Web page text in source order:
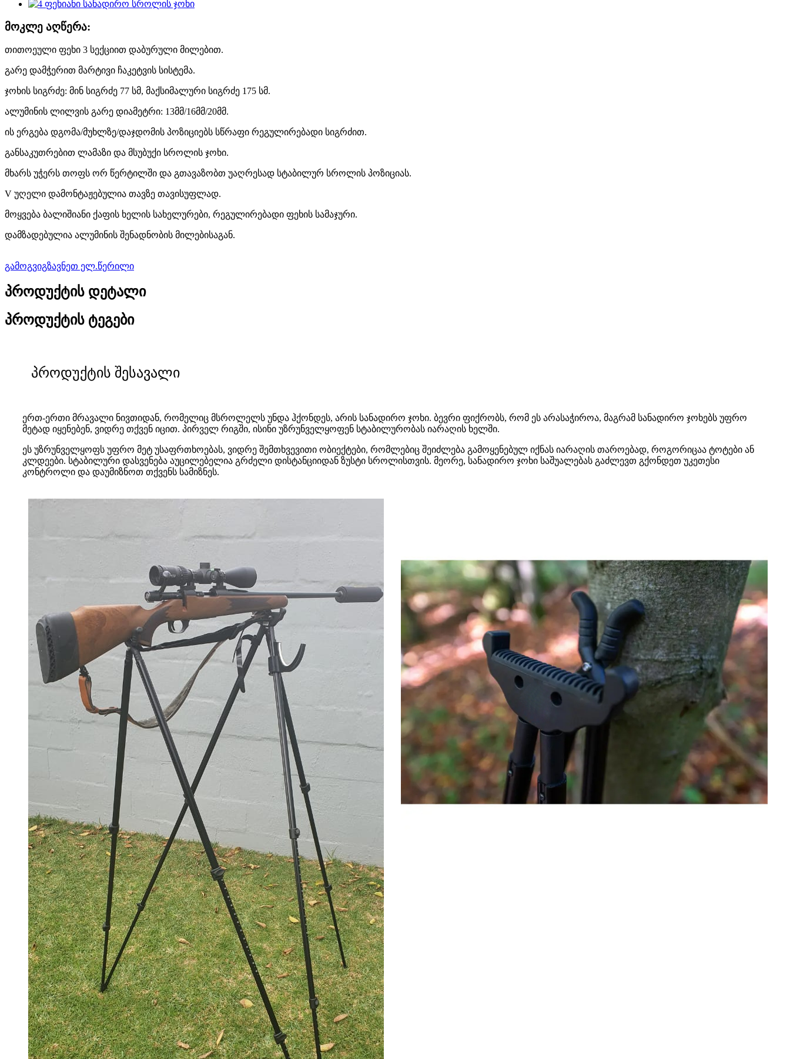
მოკლე აღწერა:
თითოეული ფეხი 3 სექციით დაბურული მილებით.
გარე დამჭერით მარტივი ჩაკეტვის სისტემა.
ჯოხის სიგრძე: მინ სიგრძე 77 სმ, მაქსიმალური სიგრძე 175 სმ.
ალუმინის ლილვის გარე დიამეტრი: 13მმ/16მმ/20მმ.
ის ერგება დგომა/მუხლზე/დაჯდომის პოზიციებს სწრაფი რეგულირებადი სიგრძით.
განსაკუთრებით ლამაზი და მსუბუქი სროლის ჯოხი.
მხარს უჭერს თოფს ორ წერტილში და გთავაზობთ უაღრესად სტაბილურ სროლის პოზიციას.
V უღელი დამონტაჟებულია თავზე თავისუფლად.
მოყვება ბალიშიანი ქაფის ხელის სახელურები, რეგულირებადი ფეხის სამაჯური.
დამზადებულია ალუმინის შენადნობის მილებისაგან.
გამოგვიგზავნეთ ელ.წერილი
პროდუქტის დეტალი
პროდუქტის ტეგები
პროდუქტის შესავალი
ერთ-ერთი მრავალი ნივთიდან, რომელიც მსროლელს უნდა ჰქონდეს, არის სანადირო ჯოხი. ბევრი ფიქრობს, რომ ეს არასაჭიროა, მაგრამ სანადირო ჯოხებს უფრო
მეტად იყენებენ, ვიდრე თქვენ იცით. პირველ რიგში, ისინი უზრუნველყოფენ სტაბილურობას იარაღის ხელში.
ეს უზრუნველყოფს უფრო მეტ უსაფრთხოებას, ვიდრე შემთხვევითი ობიექტები, რომლებიც შეიძლება გამოყენებულ იქნას იარაღის თაროებად, როგორიცაა ტოტები ან
კლდეები. სტაბილური დასვენება აუცილებელია გრძელი დისტანციიდან ზუსტი სროლისთვის. მეორე, სანადირო ჯოხი საშუალებას გაძლევთ გქონდეთ უკეთესი
კონტროლი და დაუმიზნოთ თქვენს სამიზნეს.